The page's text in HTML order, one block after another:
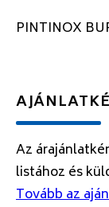
PINTINOX
Az
listához és
Tovább az